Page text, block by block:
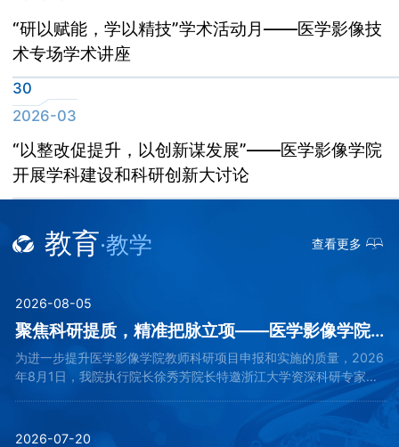
“研以赋能，学以精技”学术活动月——医学影像技
术专场学术讲座
30
2026-03
“以整改促提升，以创新谋发展”——医学影像学院
开展学科建设和科研创新大讨论
教育·教学 查看更多
2026-08-05
聚焦科研提质，精准把脉立项——医学影像学院举办科研项目申报专题辅导会
为进一步提升医学影像学院教师科研项目申报和实施的质量，2026
年8月1日，我院执行院长徐秀芳院长特邀浙江大学资深科研专家严
教授开展了一场深度科研项目申报辅导会。会议围绕中医智能化、
2026-07-20